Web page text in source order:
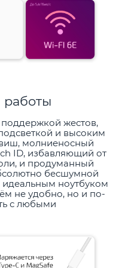
жестов,
и высоким
молниеносный
ID, избавляющий от
и продуманный
бесшумной
идеальным ноутбуком
не удобно, но и по-
с любыми